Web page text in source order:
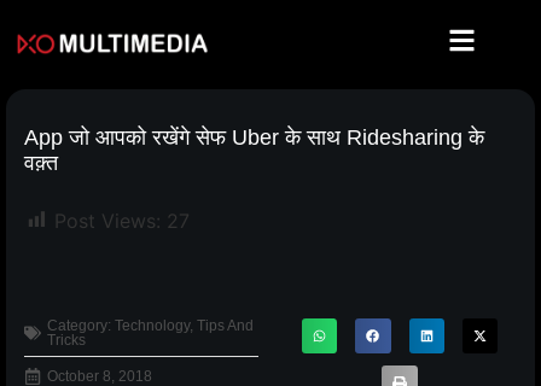
App जो आपको रखेंगे सेफ Uber के साथ Ridesharing के
वक़्त
Post Views: 27
Category: Technology, Tips And
Tricks
October 8, 2018